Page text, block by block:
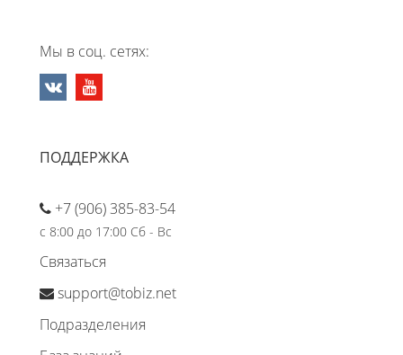
Мы в соц. сетях:
ПОДДЕРЖКА
+7 (906) 385-83-54
с 8:00 до 17:00 Сб - Вс
Связаться
support@tobiz.net
Подразделения